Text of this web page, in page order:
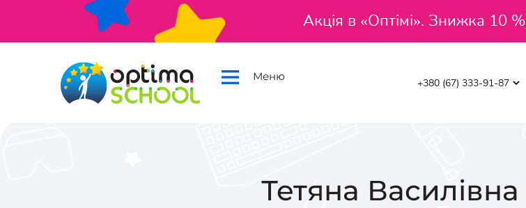
Акція в «Оптімі». Знижка 10 %
Меню
Тетяна Василівна